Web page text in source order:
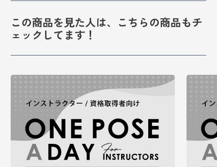
この商品を見た人は、こちらの商品もチ
ェックしてます！